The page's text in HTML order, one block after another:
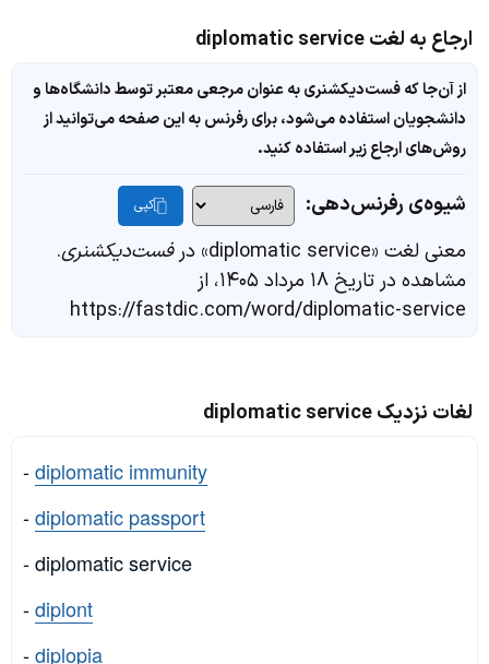
ارجاع به لغت diplomatic service
از آن‌جا که فست‌دیکشنری به عنوان مرجعی معتبر توسط دانشگاه‌ها و
دانشجویان استفاده می‌شود، برای رفرنس به این صفحه می‌توانید از
روش‌های ارجاع زیر استفاده کنید.
شیوه‌ی رفرنس‌دهی: کپی
معنی لغت «diplomatic service» در فست‌دیکشنری.
مشاهده در تاریخ ۱۸ مرداد ۱۴۰۵، از
https://fastdic.com/word/diplomatic-service
لغات نزدیک diplomatic service
-diplomatic immunity
-diplomatic passport
- diplomatic service
-diplont
-diplopia